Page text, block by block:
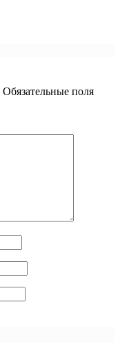
Обязательные поля